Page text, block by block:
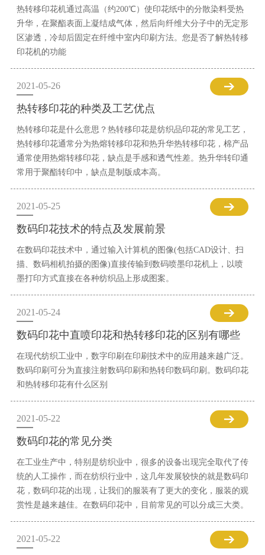
热转移印花机通过高温（约200℃）使印花纸中的分散染料受热
升华，在聚酯表面上凝结成气体，然后向纤维大分子中的无定形
区渗透，冷却后固定在纤维中室内印刷方法。您是否了解热转移
印花机的功能
2021-05-26
热转移印花的种类及工艺优点
热转移印花是什么意思？热转移印花是纺织品印花的常见工艺，
热转移印花通常分为热熔转移印花和热升华热转移印花，棉产品
通常使用热熔转移印花，缺点是手感和透气性差。热升华转印通
常用于聚酯转印中，缺点是制版成本高。
2021-05-25
数码印花技术的特点及发展前景
在数码印花技术中，通过输入计算机的图像(包括CAD设计、扫
描、数码相机拍摄的图像)直接传输到数码喷墨印花机上，以喷
墨打印方式直接在各种纺织品上形成图案。
2021-05-24
数码印花中直喷印花和热转移印花的区别有哪些
在现代纺织工业中，数字印刷在印刷技术中的应用越来越广泛。
数码印刷可分为直接注射数码印刷和热转印数码印刷。数码印花
和热转移印花有什么区别
2021-05-22
数码印花的常见分类
在工业生产中，特别是纺织业中，很多的设备出现完全取代了传
统的人工操作，而在纺织行业中，这几年发展较快的就是数码印
花，数码印花的出现，让我们的服装有了更大的变化，服装的观
赏性是越来越佳。在数码印花中，目前常见的可以分成三大类。
2021-05-22